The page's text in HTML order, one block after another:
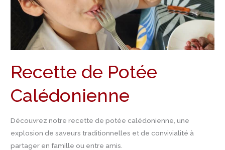
Recette de Potée
Calédonienne
Découvrez notre recette de potée calédonienne, une
explosion de saveurs traditionnelles et de convivialité à
partager en famille ou entre amis.